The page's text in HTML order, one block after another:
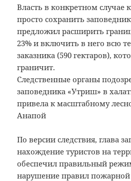
Власть в конкретном случае
просто сохранить
предложил расширить
23% и включить в него всю
заказника (590 гектаров),
граничит.
Следственные органы
заповедника «Утриш» в
привела к масштабному
Анапой
По версии следствия, глава
нахождение туристов на
обеспечил правильный
нарушение правил пожарной